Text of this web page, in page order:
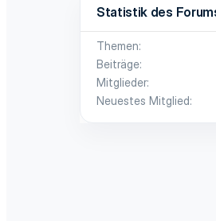
Statistik des
Themen
Beiträge
Mitglieder
Neuestes Mitglied